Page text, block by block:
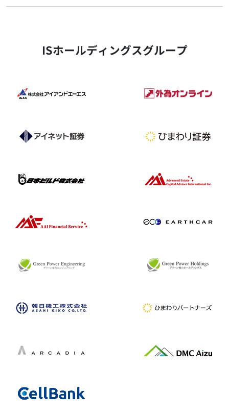
ISホールディングスグループ